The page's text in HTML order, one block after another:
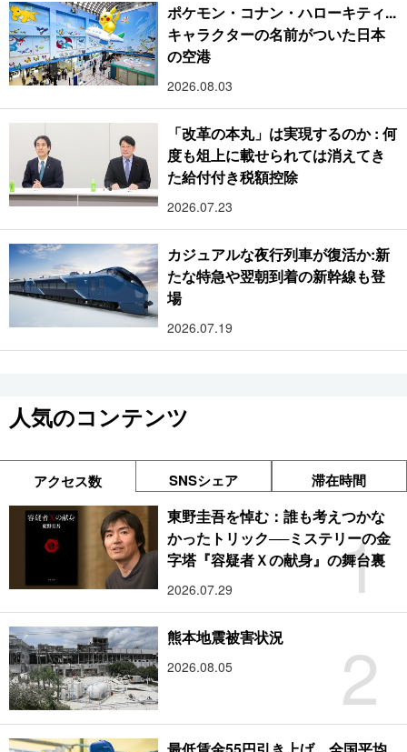
ポケモン・コナン・ハローキティ...
キャラクターの名前がついた日本
の空港
2026.08.03
「改革の本丸」は実現するのか : 何
度も俎上に載せられては消えてき
た給付付き税額控除
2026.07.23
カジュアルな夜行列車が復活か:新
たな特急や翌朝到着の新幹線も登
場
2026.07.19
人気のコンテンツ
アクセス数 SNSシェア 滞在時間
1
東野圭吾を悼む：誰も考えつかな
かったトリック──ミステリーの金
字塔『容疑者Ｘの献身』の舞台裏
2026.07.29
2
熊本地震被害状況
2026.08.05